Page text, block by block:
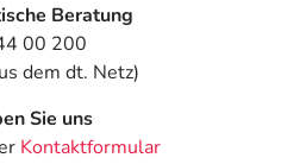
Beratung
00 200
dem dt. Netz)
Sie uns
Kontaktformular